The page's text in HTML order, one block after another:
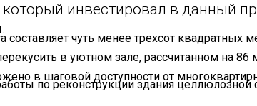
инвестировал в данный
чуть менее трехсот квадратных
в уютном зале, рассчитанном на
в шаговой доступности от
по реконструкции здания